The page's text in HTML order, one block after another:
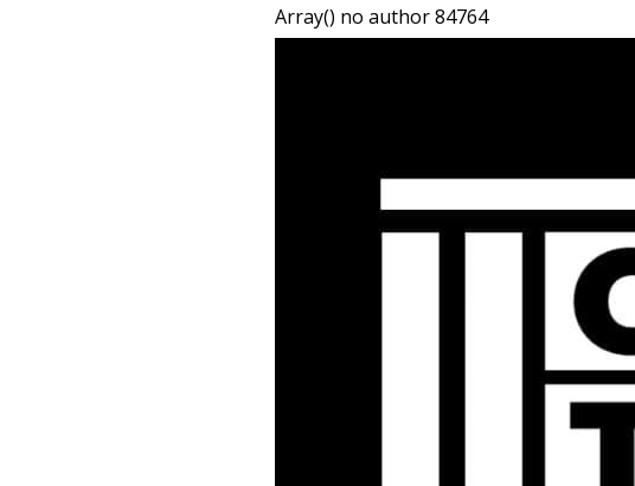
Array() no author 84764